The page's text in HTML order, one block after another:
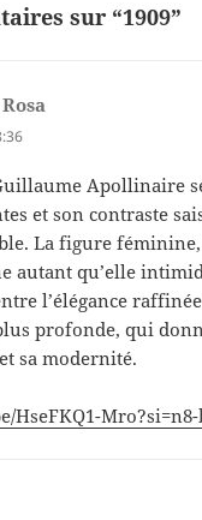
sur “1909”
Apollinaire
et son contraste
La figure
autant qu’elle
l’élégance
profonde, qui
sa modernité.
HseFKQ1-Mro?si=n8-